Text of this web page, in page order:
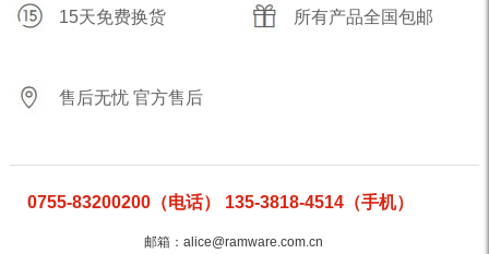
15天免费换货 所有产品全国包邮
售后无忧 官方售后
0755-83200200（电话） 135-3818-4514（手机）
邮箱：alice@ramware.com.cn